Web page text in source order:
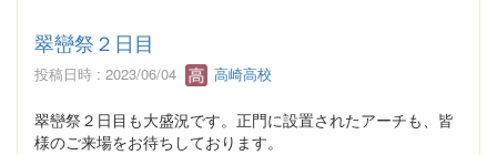
翠巒祭２日目
投稿日時 : 2023/06/04 高崎高校
翠巒祭２日目も大盛況です。正門に設置されたアーチも、皆
様のご来場をお待ちしております。